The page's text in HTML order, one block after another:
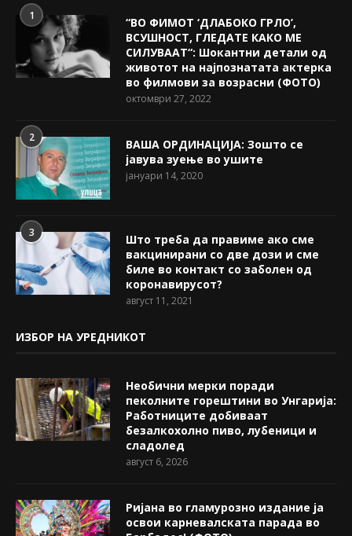
1
“ВО ФИМОТ ‘ДЛАБОКО ГРЛО’,
ВСУШНОСТ, ГЛЕДАТЕ КАКО МЕ
СИЛУВААТ“: Шокантни детали од
животот на најпознатата актерка
во филмови за возрасни (ФОТО)
октомври 27, 2022
2
ВАША ОРДИНАЦИЈА: Зошто се
јавува зуење во ушите
јануари 14, 2020
3
Што треба да правиме ако сме
вакцинирани со две дози и сме
биле во контакт со заболен од
коронавирусот?
август 11, 2021
ИЗБОР НА УРЕДНИКОТ
Необични мерки поради
пеколните горештини во Унгарија:
Работниците добиваат
безалкохолно пиво, лубеници и
сладолед
август 6, 2026
Ријана во гламурозно издание ја
освои карневалската парада во